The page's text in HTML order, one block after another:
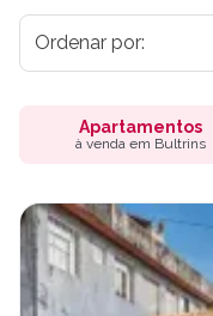
Apartamentos
à venda em Bultrins